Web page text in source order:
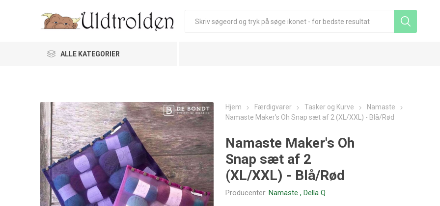
ALLE KATEGORIER
Hjem Færdigvarer Tasker og Kurve
Namaste
Namaste Maker's Oh Snap sæt af 2 (XL/XXL) - Blå/Rød
Namaste Maker's Oh
Snap sæt af 2
(XL/XXL) - Blå/Rød
Producenter: Namaste , Della Q